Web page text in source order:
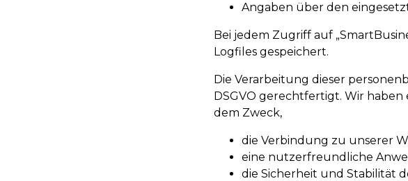
Angaben über den
Bei jedem Zugriff auf
Logfiles gespeichert.
Die Verarbeitung dieser
DSGVO gerechtfertigt. Wir
dem Zweck,
die Verbindung zu unserer
eine nutzerfreundliche
die Sicherheit und Stabilität